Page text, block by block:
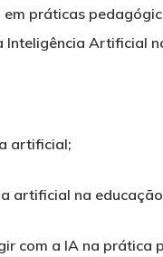
práticas
Inteligência Artificial
artificial;
artificial na
com a IA na prática